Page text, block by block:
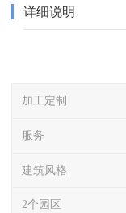
详细说明
加工定制
服务
建筑风格
2个园区